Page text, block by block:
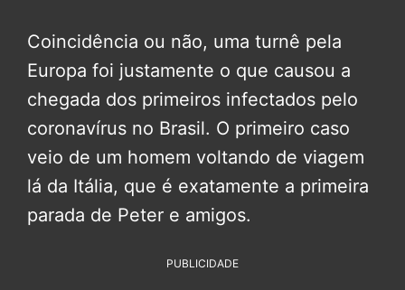
Coincidência ou não, uma turnê pela
Europa foi justamente o que causou a
chegada dos primeiros infectados pelo
coronavírus no Brasil. O primeiro caso
veio de um homem voltando de viagem
lá da Itália, que é exatamente a primeira
parada de Peter e amigos.
PUBLICIDADE